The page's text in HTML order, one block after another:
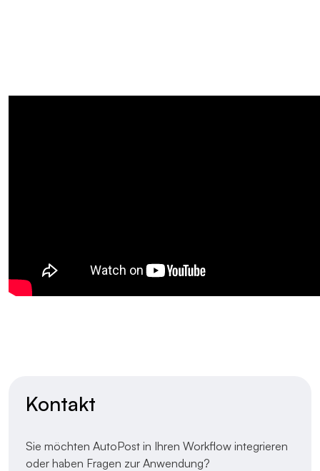
Kontakt
Sie möchten AutoPost in Ihren Workflow integrieren
oder haben Fragen zur Anwendung?